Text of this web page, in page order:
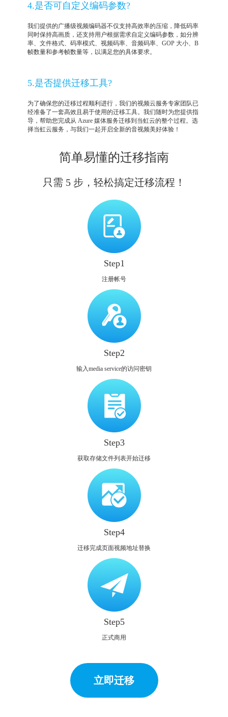
4.是否可自定义编码参数?
我们提供的广播级视频编码器不仅支持高效率的压缩，降低码率
同时保持高画质，还支持用户根据需求自定义编码参数，如分辨
率、文件格式、码率模式、视频码率、音频码率、GOP 大小、B
帧数量和参考帧数量等，以满足您的具体要求。
5.是否提供迁移工具?
为了确保您的迁移过程顺利进行，我们的视频云服务专家团队已
经准备了一套高效且易于使用的迁移工具。我们随时为您提供指
导，帮助您完成从 Azure 媒体服务迁移到当虹云的整个过程。选
择当虹云服务，与我们一起开启全新的音视频美好体验！
简单易懂的迁移指南
只需 5 步，轻松搞定迁移流程！
Step1
注册帐号
Step2
输入media service的访问密钥
Step3
获取存储文件列表开始迁移
Step4
迁移完成页面视频地址替换
Step5
正式商用
立即迁移